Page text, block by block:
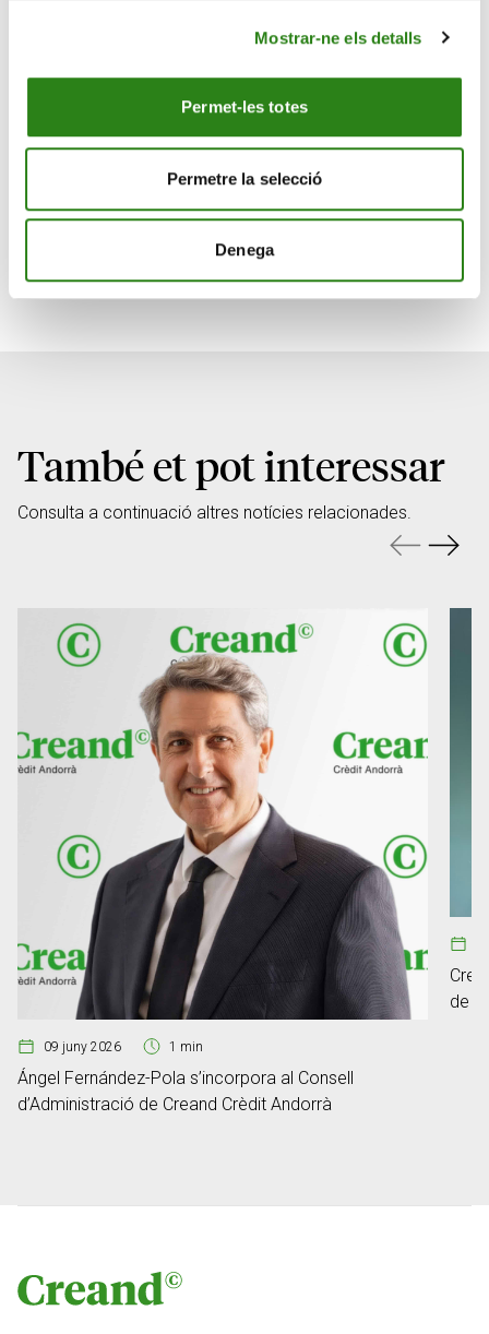
Mostrar-ne els detalls
Permet-les totes
Permetre la selecció
Denega
el nostre lideratge, que es tradueix en més servei i
oferta de valor als nostres clients, i en compromís amb
el progrés econòmic i social d’Andorra i la seva gent».
Andorra Fitch
Descarregar la notícia sencera en PDF
També et pot interessar
Consulta a continuació altres notícies relacionades.
09 juny 2026 1 min
Ángel Fernández-Pola s’incorpora al Consell
d’Administració de Creand Crèdit Andorrà
de